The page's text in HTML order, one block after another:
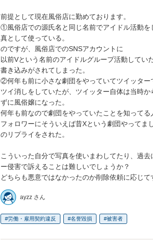
前提として現在風俗店に勤めております。
①風俗店での源氏名と同じ名前でアイドル活動
真として使っている。
のですが、風俗店でのSNSアカウントに
以前Vという名前のアイドルグループ活動してい
書き込みがされてしまった。
②何年も前に小さな劇団をやっていてツイッター
ツイ消しをしていたが、ツイッター自体は当時
ずに風俗嬢になった。
何年も前なので劇団をやっていたことを知ってる
フォロワーにそういえば昔Xという劇団やって
のリプライをされた。
こういった自分で写真を使いまわしてたり、過
ー侵害で訴えることは難しいでしょうか？
どちらも悪意ではなかったのか削除依頼に応じて
ayzz さん
労働・雇用契約違反 名誉毀損 被害者